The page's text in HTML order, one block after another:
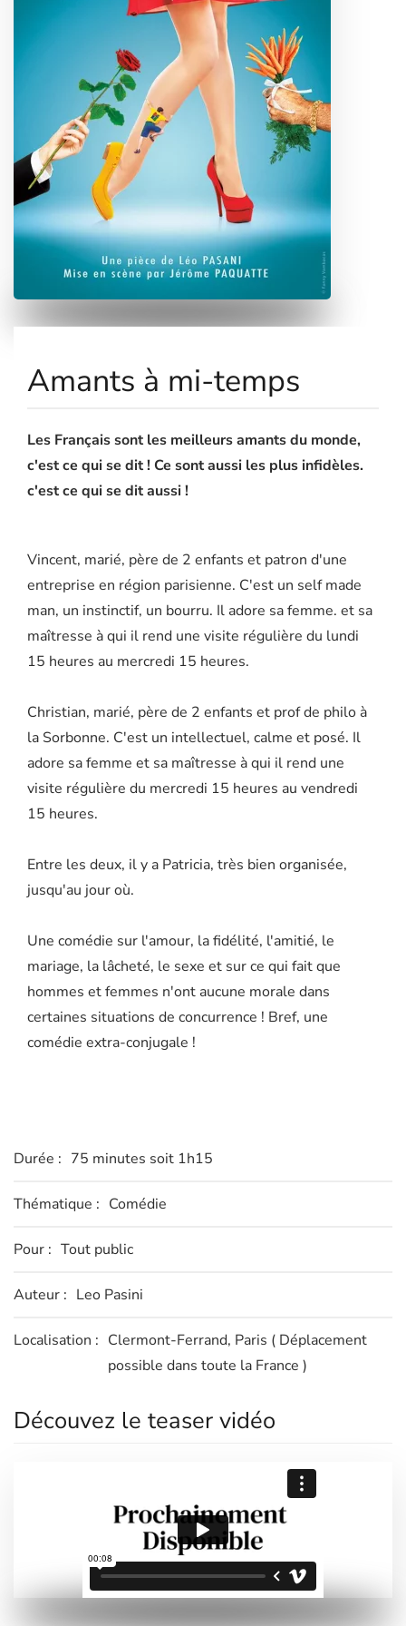
Amants à mi-temps
Les Français sont les meilleurs amants du monde,
c'est ce qui se dit ! Ce sont aussi les plus infidèles.
c'est ce qui se dit aussi !
Vincent, marié, père de 2 enfants et patron d'une
entreprise en région parisienne. C'est un self made
man, un instinctif, un bourru. Il adore sa femme. et sa
maîtresse à qui il rend une visite régulière du lundi
15 heures au mercredi 15 heures.
Christian, marié, père de 2 enfants et prof de philo à
la Sorbonne. C'est un intellectuel, calme et posé. Il
adore sa femme et sa maîtresse à qui il rend une
visite régulière du mercredi 15 heures au vendredi
15 heures.
Entre les deux, il y a Patricia, très bien organisée,
jusqu'au jour où.
Une comédie sur l'amour, la fidélité, l'amitié, le
mariage, la lâcheté, le sexe et sur ce qui fait que
hommes et femmes n'ont aucune morale dans
certaines situations de concurrence ! Bref, une
comédie extra-conjugale !
Durée : 75 minutes soit 1h15
Thématique : Comédie
Pour : Tout public
Auteur : Leo Pasini
Localisation : Clermont-Ferrand, Paris ( Déplacement
possible dans toute la France )
Découvez le teaser vidéo